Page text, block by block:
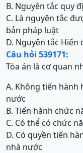
B. Nguyên tắc quy
C. Là nguyên tắc
bản pháp luật
D. Nguyên tắc Hiến
Câu hỏi 539171:
Tòa án là cơ quan
A. Không tiến hành
nước
B. Tiến hành chức
C. Có thể có chức
D. Có quyền tiến
nhà nước